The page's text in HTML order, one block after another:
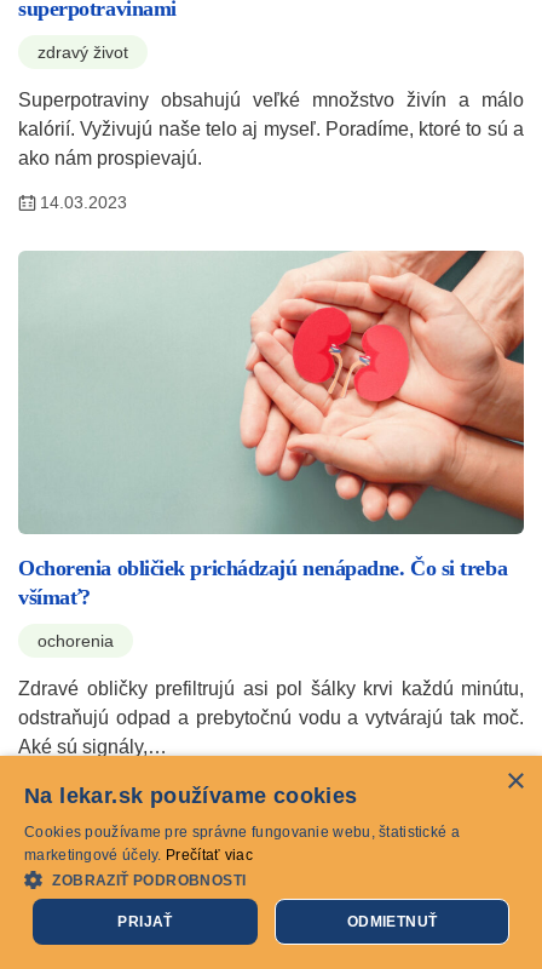
superpotravinami
zdravý život
Superpotraviny obsahujú veľké množstvo živín a málo
kalórií. Vyživujú naše telo aj myseľ. Poradíme, ktoré to sú a
ako nám prospievajú.
14.03.2023
Ochorenia obličiek prichádzajú nenápadne. Čo si treba
všímať?
ochorenia
Zdravé obličky prefiltrujú asi pol šálky krvi každú minútu,
odstraňujú odpad a prebytočnú vodu a vytvárajú tak moč.
Aké sú signály,…
09.03.2023 ×
Na lekar.sk používame cookies
Cookies používame pre správne fungovanie webu, štatistické a
marketingové účely. Prečítať viac
ZOBRAZIŤ PODROBNOSTI
PRIJAŤ ODMIETNUŤ